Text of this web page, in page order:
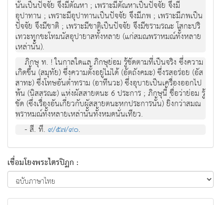
นั้นเป็นปัจจัย จึงมีตัณหา ; เพราะมีตัณหาเป็นปัจจัย จึงมี
อุปาทาน ; เพราะมีอุปาทานเป็นปัจจัย จึงมีภพ ; เพราะมีภพเป็น
ปัจจัย จึงมีชาติ ; เพราะมีชาติเป็นปัจจัย จึงมีชรามรณะ โสกะปริ
เทวะทุกขะโทมนัสอุปายาสทั้งหลาย (แก่สมณพราหมณ์ทั้งหลาย
เหล่านั้น).
ภิกษุ ท. ! ในกาลใดแล ภิกษุย่อม รู้ชัดตามที่เป็นจริง ซึ่งความ
เกิดขึ้น (สมุทัย) ซึ่งความตั้งอยู่ไม่ได้ (อัตถังคมะ) ซึ่งรสอร่อย (อัส
สาทะ) ซึ่งโทษอันต่ำทราม (อาทีนวะ) ซึ่งอุบายเป็นเครื่องออกไป
พ้น (นิสสรณะ) แห่งผัสสายตนะ 6 ประการ ; ภิกษุนี้ ชื่อว่าย่อม รู้
ชัด (ซึ่งเรื่องอันเกี่ยวกับผัสสายตนะหกประการนั้น) ยิ่งกว่าสมณ
พราหมณ์ทั้งหลายเหล่านั้นทั้งหมดนั่นเทียว.
- สี. ที.๙/๕๗/๙๐.
เชื่อมโยงพระไตรปิฏก :